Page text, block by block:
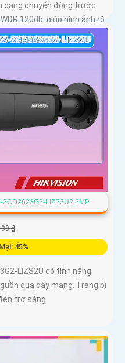
dạng chuyển động trước
120db, giúp hình ảnh rõ
2CD2623G2-LIZS2U2 2MP
00 ₫
45%
LIZS2U có tính năng
qua dây mạng. Trang bị
trợ sáng